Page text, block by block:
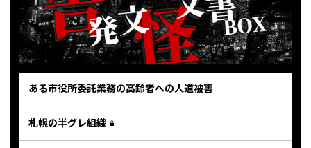
ある市役所委託業務の高齢者への人道被害
札幌の半グレ組織